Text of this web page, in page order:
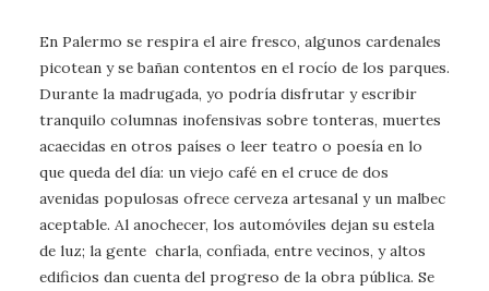
En Palermo se respira el aire fresco, algunos cardenales
picotean y se bañan contentos en el rocío de los parques.
Durante la madrugada, yo podría disfrutar y escribir
tranquilo columnas inofensivas sobre tonteras, muertes
acaecidas en otros países o leer teatro o poesía en lo
que queda del día: un viejo café en el cruce de dos
avenidas populosas ofrece cerveza artesanal y un malbec
aceptable. Al anochecer, los automóviles dejan su estela
de luz; la gente charla, confiada, entre vecinos, y altos
edificios dan cuenta del progreso de la obra pública. Se